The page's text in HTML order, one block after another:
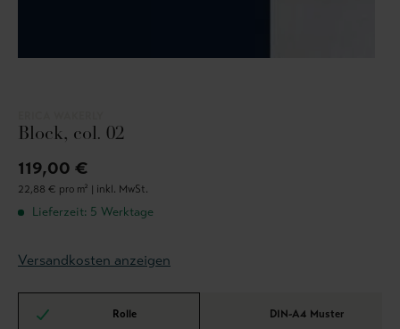
Block, col. 02
119,00 €
22,88 € pro m² | inkl. MwSt.
Lieferzeit: 5 Werktage
Versandkosten anzeigen
Rolle DIN-A4 Muster